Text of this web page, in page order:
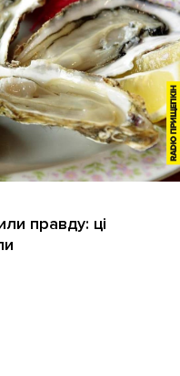
правду: ці